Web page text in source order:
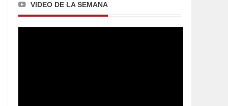
VIDEO DE LA SEMANA